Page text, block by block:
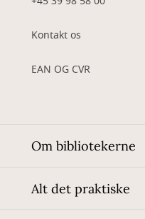
Kontakt os
EAN OG CVR
Om bibliotekerne
Alt det praktiske